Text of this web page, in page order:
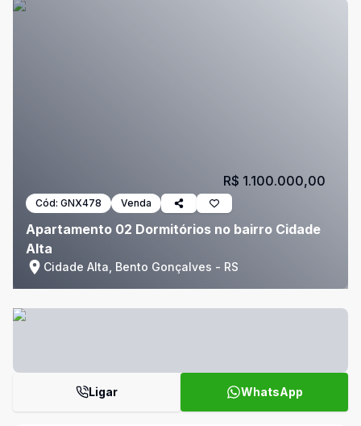
Cód: GNX478 Venda
Apartamento 02 Dormitórios no bairro Cidade
Alta
Cidade Alta, Bento Gonçalves - RS
R$ 1.100.000,00
Ligar WhatsApp